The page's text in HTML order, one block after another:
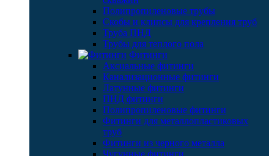
Полипропиленовые трубы
Скобы и клипсы для крепления труб
Труба ПНД
Трубы для теплого пола
Фитинги
Аксиальные фитинги
Канализационные фитинги
Латунные фитинги
ПНД фитинги
Полипропиленовые фитинги
Фитинги для металлопластиковых
труб
Фитинги из черного металла
Чугунные фитинги